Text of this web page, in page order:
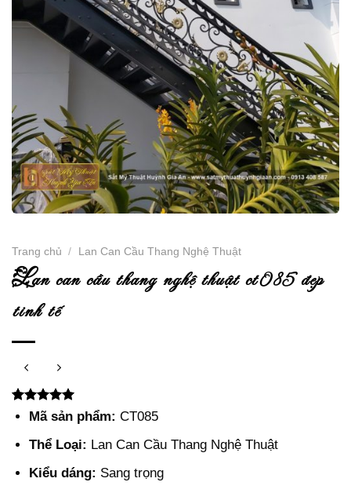
Trang chủ / Lan Can Cầu Thang Nghệ Thuật
lan can cầu thang nghệ thuật ct085 đẹp
tinh tế
5.00trên 5
2
đánh giá
Mã sản phẩm: CT085
Thể Loại: Lan Can Cầu Thang Nghệ Thuật
Kiểu dáng: Sang trọng